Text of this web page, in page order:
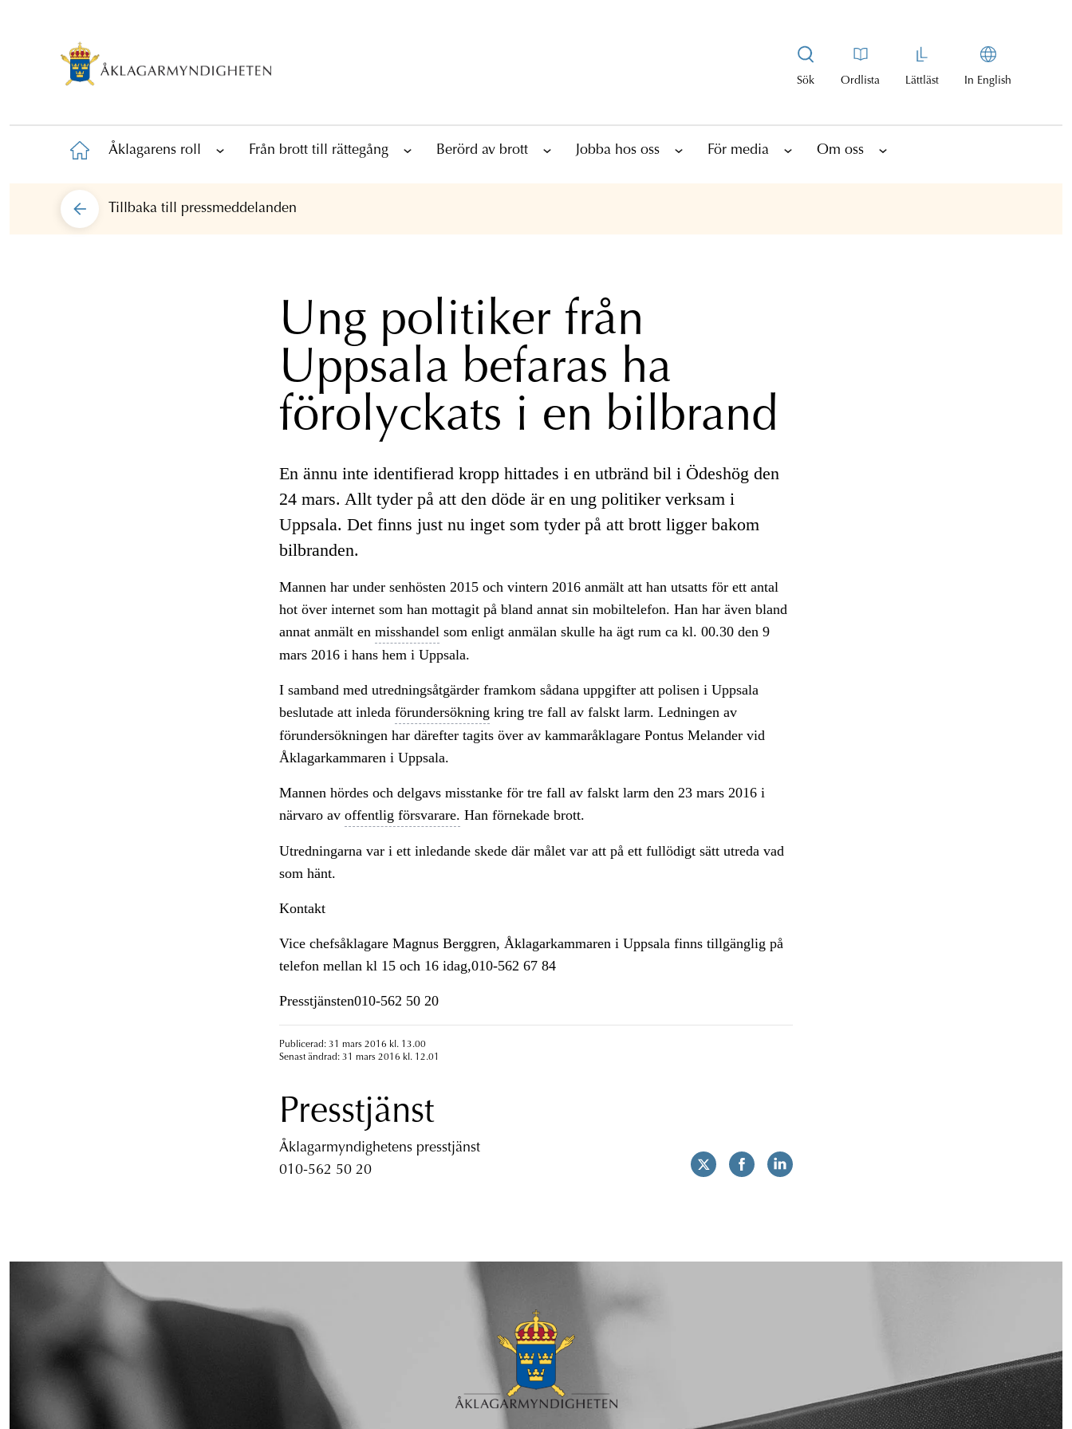
Sök Ordlista Lättläst In English
Åklagarens roll Från brott till rättegång Berörd av brott Jobba hos oss För media Om oss
Tillbaka till pressmeddelanden
Ung politiker från
Uppsala befaras ha
förolyckats i en bilbrand
En ännu inte identifierad kropp hittades i en utbränd bil i Ödeshög den
24 mars. Allt tyder på att den döde är en ung politiker verksam i
Uppsala. Det finns just nu inget som tyder på att brott ligger bakom
bilbranden.
Mannen har under senhösten 2015 och vintern 2016 anmält att han utsatts för ett antal
hot över internet som han mottagit på bland annat sin mobiltelefon. Han har även bland
annat anmält en misshandel som enligt anmälan skulle ha ägt rum ca kl. 00.30 den 9
mars 2016 i hans hem i Uppsala.
I samband med utredningsåtgärder framkom sådana uppgifter att polisen i Uppsala
beslutade att inleda förundersökning kring tre fall av falskt larm. Ledningen av
förundersökningen har därefter tagits över av kammaråklagare Pontus Melander vid
Åklagarkammaren i Uppsala.
Mannen hördes och delgavs misstanke för tre fall av falskt larm den 23 mars 2016 i
närvaro av offentlig försvarare. Han förnekade brott.
Utredningarna var i ett inledande skede där målet var att på ett fullödigt sätt utreda vad
som hänt.
Kontakt
Vice chefsåklagare Magnus Berggren, Åklagarkammaren i Uppsala finns tillgänglig på
telefon mellan kl 15 och 16 idag,010-562 67 84
Presstjänsten010-562 50 20
Publicerad: 31 mars 2016 kl. 13.00
Senast ändrad: 31 mars 2016 kl. 12.01
Presstjänst
Åklagarmyndighetens presstjänst
010-562 50 20